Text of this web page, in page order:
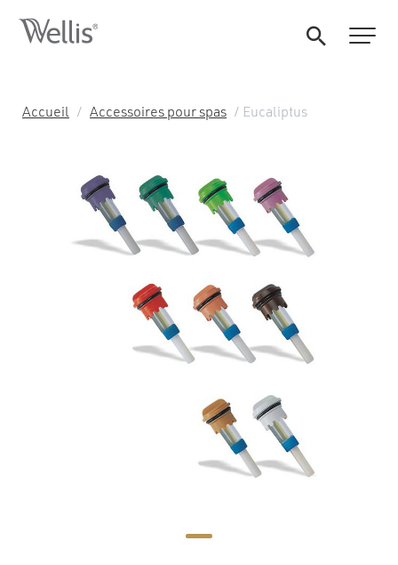
Accueil / Accessoires pour spas / Eucaliptus